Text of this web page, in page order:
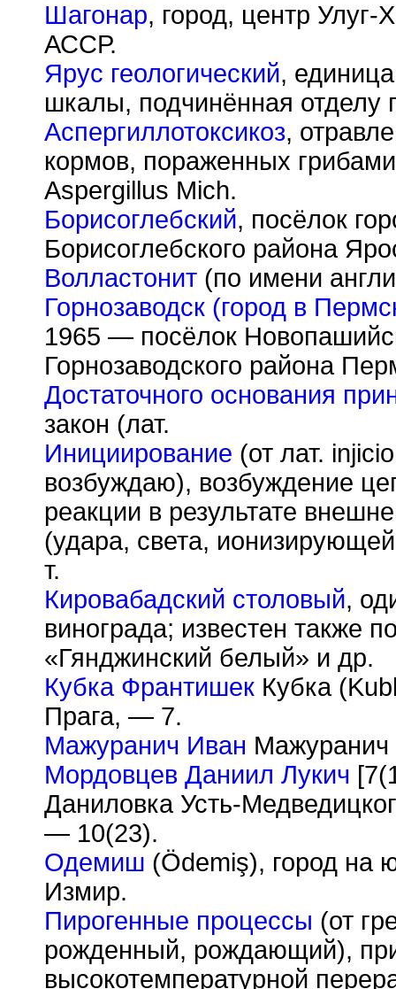
Шагонар, город, центр Улуг-
АССР.
Ярус геологический,
шкалы, подчинённая отделу
Аспергиллотоксикоз,
кормов, пораженных
Aspergillus Mich.
Борисоглебский, посёлок
Борисоглебского района
Волластонит (по имени
Горнозаводск (город в
1965 — посёлок
Горнозаводского района
Достаточного основания
закон (лат.
Инициирование (от лат.
возбуждаю), возбуждение
реакции в результате
(удара, света,
т.
Кировабадский столовый,
винограда; известен также
«Гянджинский белый» и др.
Кубка Франтишек Кубка
Прага, — 7.
Мажуранич Иван Мажуранич
Мордовцев Даниил Лукич
Даниловка Усть-
— 10(23).
Одемиш (Ödemiş), город на
Измир.
Пирогенные процессы (от
рожденный, рождающий),
высокотемпературной